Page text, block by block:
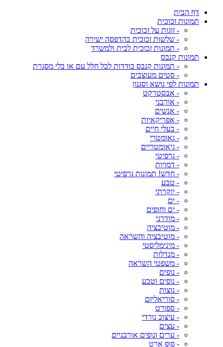
דף הבית
תמונות זכוכית
- זוגות על זכוכית
- שלשות זכוכית בהדפסה ישירה
- תמונות זכוכית לבית ולמשרד
תמונות קנבס
- תמונות קנבס בודדות לכל חלל עם או בלי מסגרת
- סטים מעוצבים
תמונות לפי נושא וסגנון
- אבסטרקט
- אורבני
- אנשים
- אפריקאיות
- בעלי חיים
- גאומטרי
- גיאומטריים
- גרפיטי
- דמויות
- חדש! תמונות גרפיטי
- טבע
- יוקרתי
- ים
- ים וחופים
- מודרני
- מוטיבציה
- מוטיבציה והשראה
- מינימליסטי
- מנדלות
- משפטי השראה
- נופים
- נופים וטבע
- נוצות
- סוריאליזם
- ספורט
- עיצוב נורדי
- עצים
- ערים ונופים אורבניים
- פופ ארט